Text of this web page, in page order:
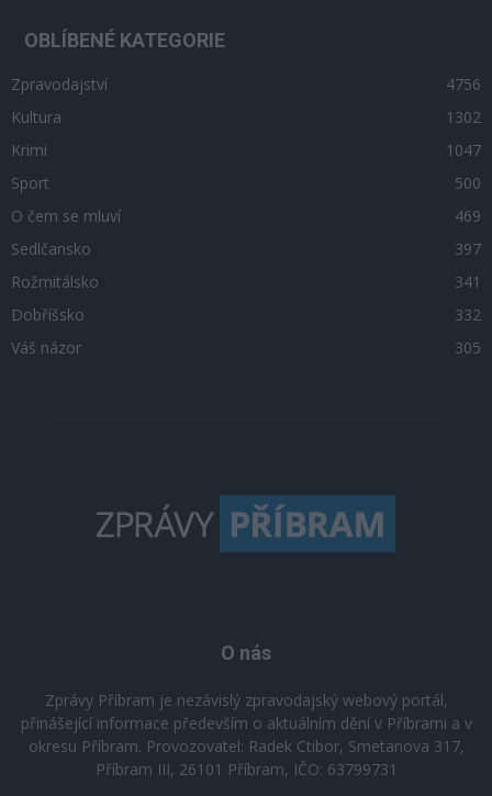
OBLÍBENÉ KATEGORIE
Zpravodajství
4756
Kultura
1302
Krimi
1047
Sport
500
O čem se mluví
469
Sedlčansko
397
Rožmitálsko
341
Dobříšsko
332
Váš názor
305
O nás
Zprávy Příbram je nezávislý zpravodajský webový portál,
přinášející informace především o aktuálním dění v Příbrami a v
okresu Příbram. Provozovatel: Radek Ctibor, Smetanova 317,
Příbram III, 26101 Příbram, IČO: 63799731